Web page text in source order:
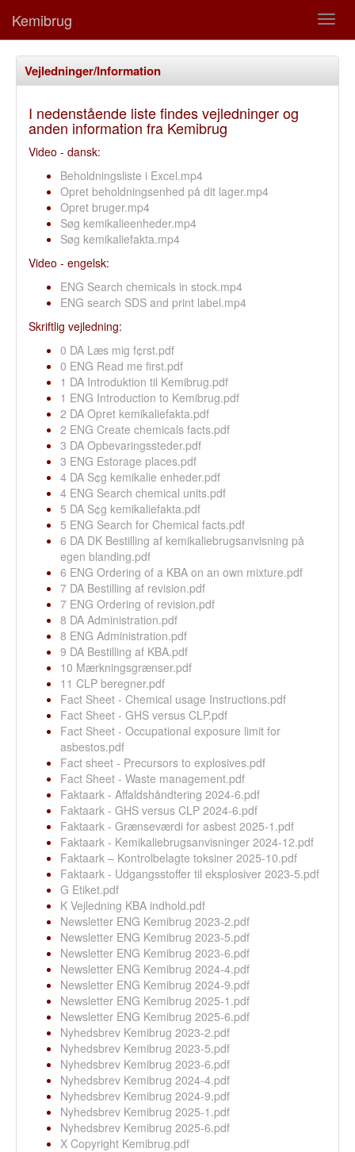
Kemibrug
Vejledninger/Information
I nedenstående liste findes vejledninger og
anden information fra Kemibrug
Video - dansk:
Beholdningsliste i Excel.mp4
Opret beholdningsenhed på dit lager.mp4
Opret bruger.mp4
Søg kemikalieenheder.mp4
Søg kemikaliefakta.mp4
Video - engelsk:
ENG Search chemicals in stock.mp4
ENG search SDS and print label.mp4
Skriftlig vejledning:
0 DA Læs mig f¢rst.pdf
0 ENG Read me first.pdf
1 DA Introduktion til Kemibrug.pdf
1 ENG Introduction to Kemibrug.pdf
2 DA Opret kemikaliefakta.pdf
2 ENG Create chemicals facts.pdf
3 DA Opbevaringssteder.pdf
3 ENG Estorage places.pdf
4 DA S¢g kemikalie enheder.pdf
4 ENG Search chemical units.pdf
5 DA S¢g kemikaliefakta.pdf
5 ENG Search for Chemical facts.pdf
6 DA DK Bestilling af kemikaliebrugsanvisning på
egen blanding.pdf
6 ENG Ordering of a KBA on an own mixture.pdf
7 DA Bestilling af revision.pdf
7 ENG Ordering of revision.pdf
8 DA Administration.pdf
8 ENG Administration.pdf
9 DA Bestilling af KBA.pdf
10 Mærkningsgrænser.pdf
11 CLP beregner.pdf
Fact Sheet - Chemical usage Instructions.pdf
Fact Sheet - GHS versus CLP.pdf
Fact Sheet - Occupational exposure limit for
asbestos.pdf
Fact sheet - Precursors to explosives.pdf
Fact Sheet - Waste management.pdf
Faktaark - Affaldshåndtering 2024-6.pdf
Faktaark - GHS versus CLP 2024-6.pdf
Faktaark - Grænseværdi for asbest 2025-1.pdf
Faktaark - Kemikaliebrugsanvisninger 2024-12.pdf
Faktaark – Kontrolbelagte toksiner 2025-10.pdf
Faktaark - Udgangsstoffer til eksplosiver 2023-5.pdf
G Etiket.pdf
K Vejledning KBA indhold.pdf
Newsletter ENG Kemibrug 2023-2.pdf
Newsletter ENG Kemibrug 2023-5.pdf
Newsletter ENG Kemibrug 2023-6.pdf
Newsletter ENG Kemibrug 2024-4.pdf
Newsletter ENG Kemibrug 2024-9.pdf
Newsletter ENG Kemibrug 2025-1.pdf
Newsletter ENG Kemibrug 2025-6.pdf
Nyhedsbrev Kemibrug 2023-2.pdf
Nyhedsbrev Kemibrug 2023-5.pdf
Nyhedsbrev Kemibrug 2023-6.pdf
Nyhedsbrev Kemibrug 2024-4.pdf
Nyhedsbrev Kemibrug 2024-9.pdf
Nyhedsbrev Kemibrug 2025-1.pdf
Nyhedsbrev Kemibrug 2025-6.pdf
X Copyright Kemibrug.pdf